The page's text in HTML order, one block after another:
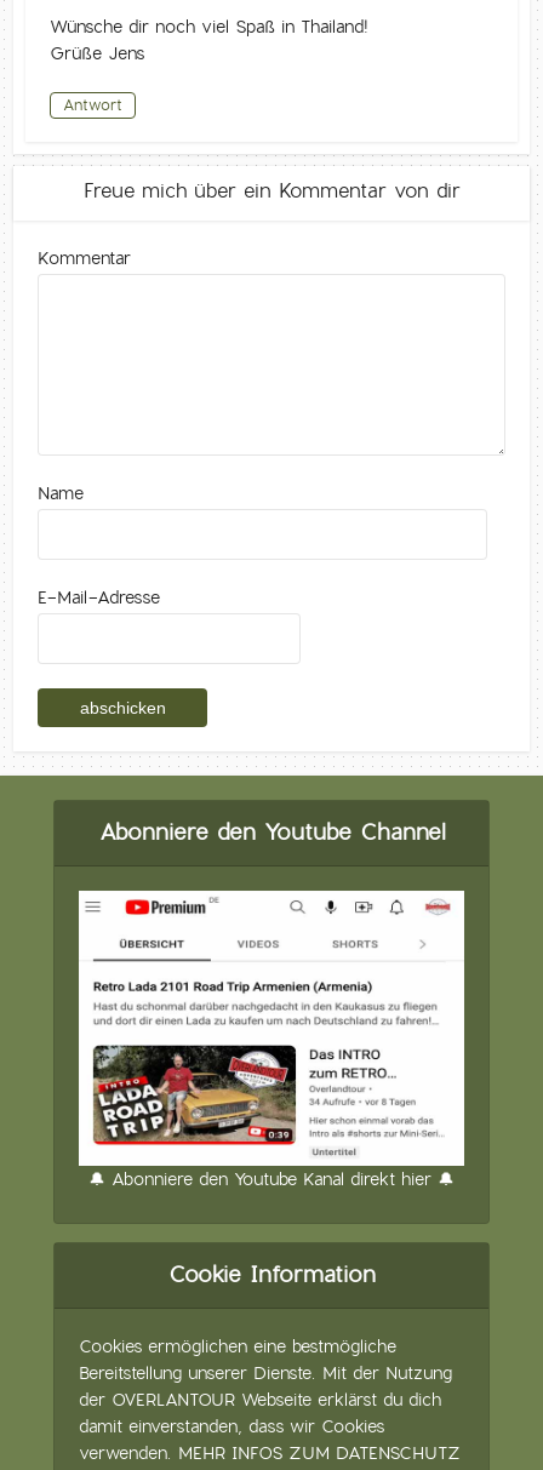
Wünsche dir noch viel Spaß in Thailand!
Grüße Jens
Antwort
Freue mich über ein Kommentar von dir
Kommentar
Name
E-Mail-Adresse
Abonniere den Youtube Channel
🔔 Abonniere den Youtube Kanal direkt hier 🔔
Cookie Information
Cookies ermöglichen eine bestmögliche
Bereitstellung unserer Dienste. Mit der Nutzung
der OVERLANTOUR Webseite erklärst du dich
damit einverstanden, dass wir Cookies
verwenden. MEHR INFOS ZUM DATENSCHUTZ